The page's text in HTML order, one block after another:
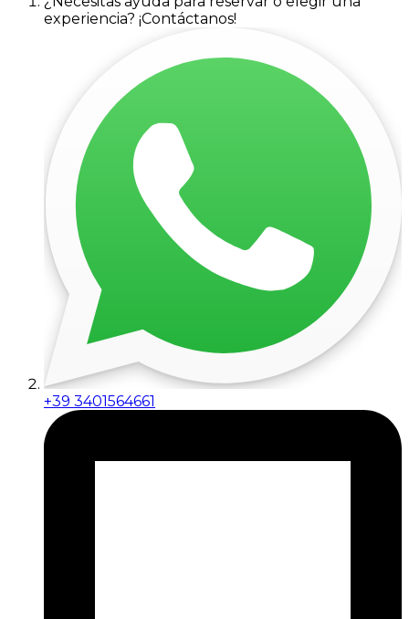
experiencia? ¡Contáctanos!
+39 3401564661